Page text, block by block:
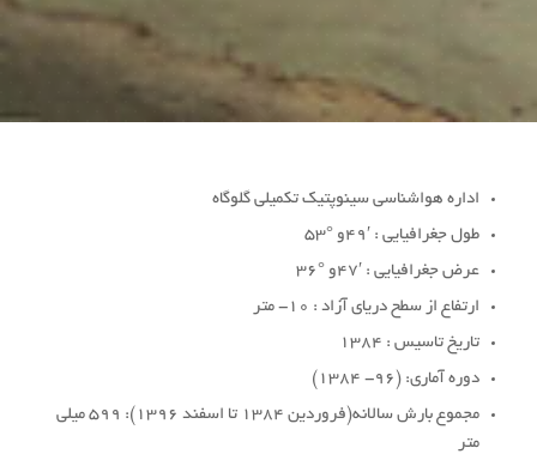
اداره هواشناسی سینوپتیک تکمیلی گلوگاه
طول جغرافیایی : ′49و °53
عرض جغرافیایی : ′47و °36
ارتفاع از سطح دریای آزاد : 10- متر
تاریخ تاسیس : 1384
دوره آماری: (96- 1384)
مجموع بارش سالانه(فروردین 1384 تا اسفند 1396): 599 میلی
متر